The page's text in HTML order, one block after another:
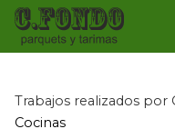
Trabajos realizados por
Cocinas